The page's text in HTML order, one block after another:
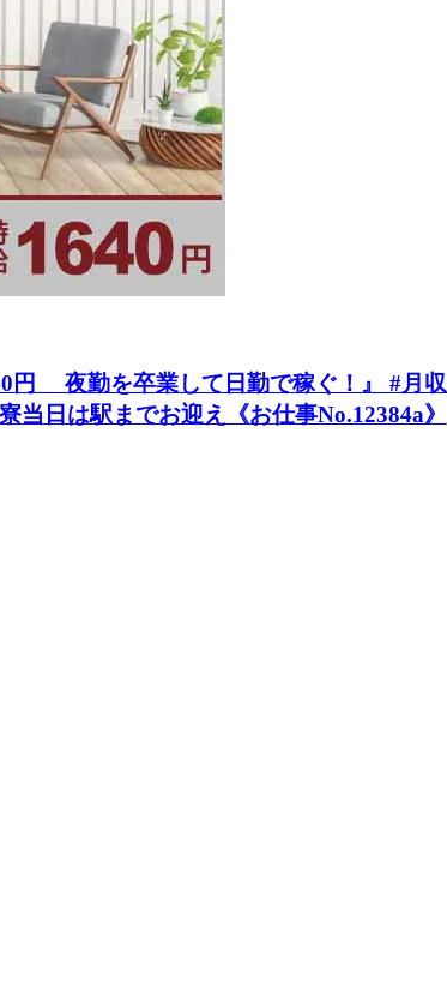
円 夜勤を卒業して日勤で稼ぐ！』 #月
日は駅までお迎え《お仕事No.12384a》